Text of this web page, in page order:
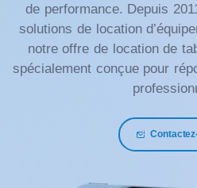
de performance. Depuis
solutions de location
notre offre de location de
spécialement conçue pour